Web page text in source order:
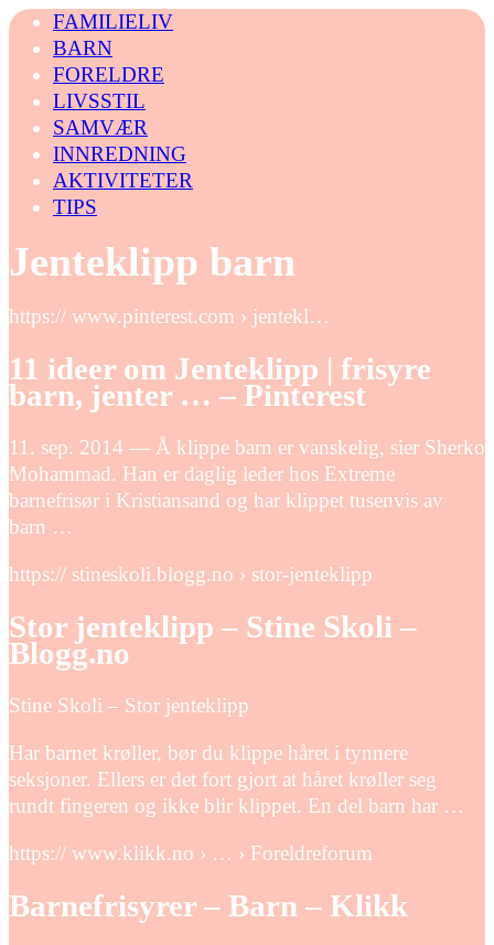
FAMILIELIV
BARN
FORELDRE
LIVSSTIL
SAMVÆR
INNREDNING
AKTIVITETER
TIPS
Jenteklipp barn
https:// www.pinterest.com › jentekl…
11 ideer om Jenteklipp | frisyre
barn, jenter … – Pinterest
11. sep. 2014 — Å klippe barn er vanskelig, sier Sherko
Mohammad. Han er daglig leder hos Extreme
barnefrisør i Kristiansand og har klippet tusenvis av
barn …
https:// stineskoli.blogg.no › stor-jenteklipp
Stor jenteklipp – Stine Skoli –
Blogg.no
Stine Skoli – Stor jenteklipp
Har barnet krøller, bør du klippe håret i tynnere
seksjoner. Ellers er det fort gjort at håret krøller seg
rundt fingeren og ikke blir klippet. En del barn har …
https:// www.klikk.no › … › Foreldreforum
Barnefrisyrer – Barn – Klikk